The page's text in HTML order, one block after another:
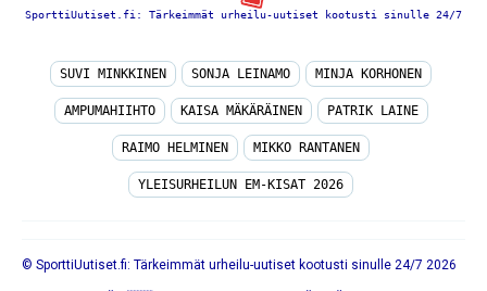
SporttiUutiset.fi: Tärkeimmät urheilu-uutiset kootusti sinulle 24/7
SUVI MINKKINEN SONJA LEINAMO MINJA KORHONEN
AMPUMAHIIHTO KAISA MÄKÄRÄINEN PATRIK LAINE
RAIMO HELMINEN MIKKO RANTANEN
YLEISURHEILUN EM-KISAT 2026
© SporttiUutiset.fi: Tärkeimmät urheilu-uutiset kootusti sinulle 24/7 2026